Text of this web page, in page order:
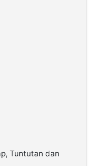
Tuntutan dan